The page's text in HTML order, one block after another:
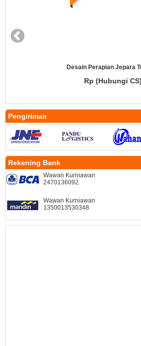
Desain Perapian Jepara
Rp (Hubungi CS)
Pengiriman
Rekening Bank
Wawan Kurniawan
2470136092
Wawan Kurniawan
1350013530348